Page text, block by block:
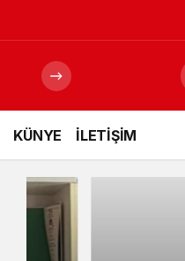
KÜNYE İLETİŞİM